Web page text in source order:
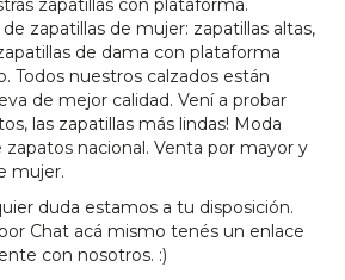
zapatillas con plataforma.
zapatillas de mujer: zapatillas altas,
de dama con plataforma
Todos nuestros calzados están
de mejor calidad. Vení a probar
las zapatillas más lindas! Moda
zapatos nacional. Venta por mayor y
mujer.
duda estamos a tu disposición.
Chat acá mismo tenés un enlace
con nosotros. :)